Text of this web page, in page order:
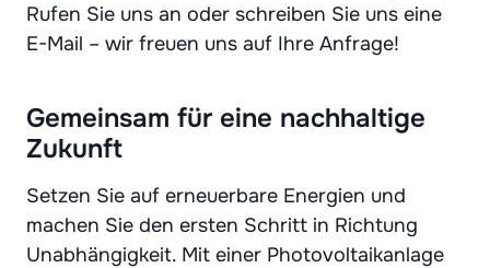
Rufen Sie uns an oder schreiben Sie uns eine
E-Mail – wir freuen uns auf Ihre Anfrage!
Gemeinsam für eine nachhaltige
Zukunft
Setzen Sie auf erneuerbare Energien und
machen Sie den ersten Schritt in Richtung
Unabhängigkeit. Mit einer Photovoltaikanlage